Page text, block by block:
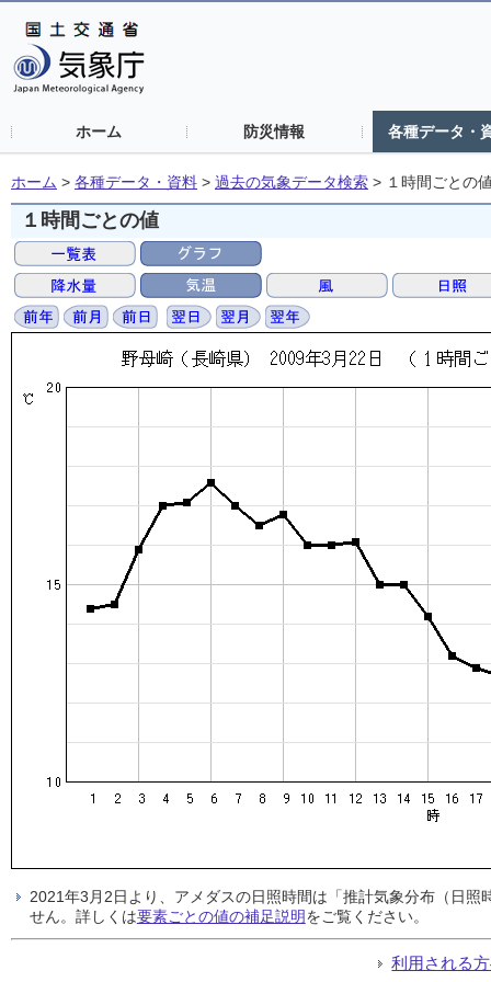
ホーム 防災情報 各種データ・
ホーム > 各種データ・資料 > 過去の気象データ検索 > １時間ごとの
１時間ごとの値
2021年3月2日より、アメダスの日照時間は「推計気象分布（日
せん。詳しくは要素ごとの値の補足説明をご覧ください。
利用される